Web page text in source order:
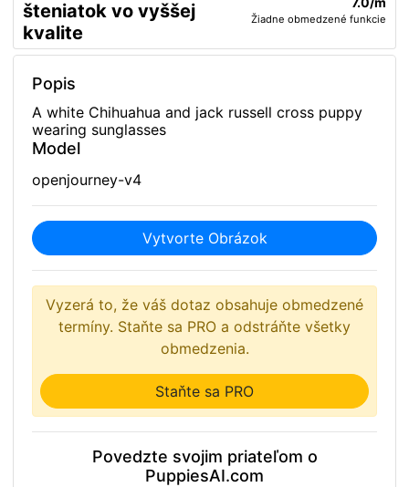
šteniatok vo vyššej
kvalite
Žiadne obmedzené funkcie
Popis
A white Chihuahua and jack russell cross puppy
wearing sunglasses
Model
openjourney-v4
Vytvorte Obrázok
Vyzerá to, že váš dotaz obsahuje obmedzené
termíny. Staňte sa PRO a odstráňte všetky
obmedzenia.
Staňte sa PRO
Povedzte svojim priateľom o
PuppiesAI.com